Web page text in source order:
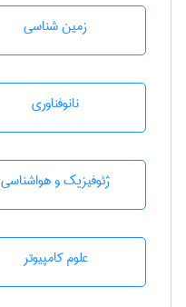
زمين شناسی
نانوفناوری
ژئوفيزيك و هواشناسی
علوم کامپیوتر